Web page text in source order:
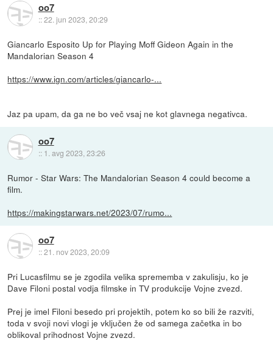
oo7
::22. jun 2023, 20:29
Giancarlo Esposito Up for Playing Moff Gideon Again in the
Mandalorian Season 4
https://www.ign.com/articles/giancarlo-...
Jaz pa upam, da ga ne bo več vsaj ne kot glavnega negativca.
oo7
:: 1. avg 2023, 23:26
Rumor - Star Wars: The Mandalorian Season 4 could become a
film.
https://makingstarwars.net/2023/07/rumo...
oo7
::21. nov 2023, 20:09
Pri Lucasfilmu se je zgodila velika sprememba v zakulisju, ko je
Dave Filoni postal vodja filmske in TV produkcije Vojne zvezd.
Prej je imel Filoni besedo pri projektih, potem ko so bili že razviti,
toda v svoji novi vlogi je vključen že od samega začetka in bo
oblikoval prihodnost Vojne zvezd.